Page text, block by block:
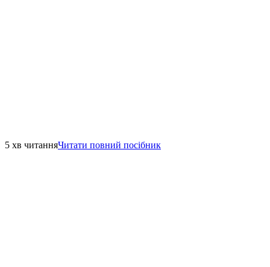
5 хв читанняЧитати повний посібник